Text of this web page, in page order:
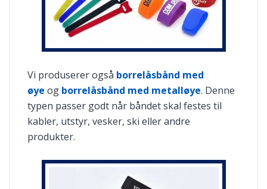
Vi produserer også borrelåsbånd med
øye og borrelåsbånd med metalløye. Denne
typen passer godt når båndet skal festes til
kabler, utstyr, vesker, ski eller andre
produkter.